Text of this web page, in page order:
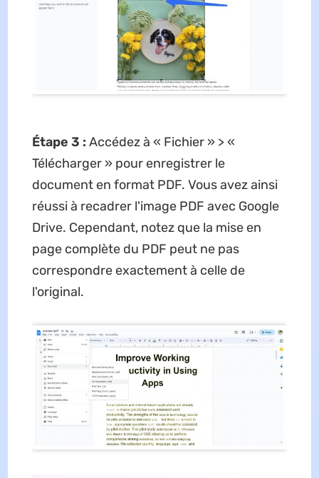
Étape 3 : Accédez à « Fichier » > «
Télécharger » pour enregistrer le
document en format PDF. Vous avez ainsi
réussi à recadrer l'image PDF avec Google
Drive. Cependant, notez que la mise en
page complète du PDF peut ne pas
correspondre exactement à celle de
l'original.